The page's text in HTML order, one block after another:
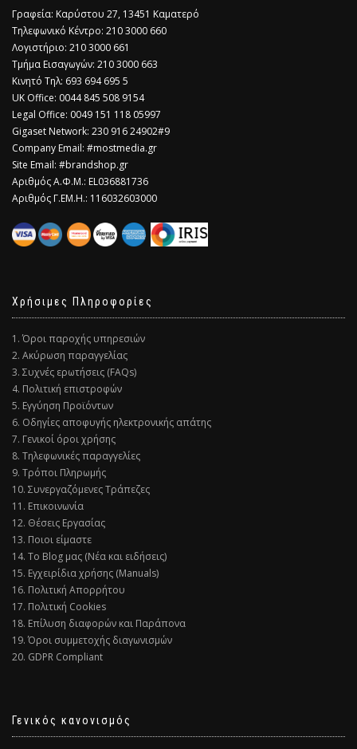
Γραφεία: Καρύστου 27, 13451 Καματερό
Τηλεφωνικό Κέντρο: 210 3000 660
Λογιστήριο: 210 3000 661
Τμήμα Εισαγωγών: 210 3000 663
Κινητό Τηλ: 693 694 695 5
​UK Office: 0044 845 508 9154
Legal Office: 0049 151 118 05997
Gigaset Network: 230 916 24902#9
Company Email: #mostmedia.gr
Site Email: #brandshop.gr
Αριθμός Α.Φ.Μ.: EL036881736
Αριθμός Γ.ΕΜ.Η.: 116032603000
Χρήσιμες Πληροφορίες
1. Όροι παροχής υπηρεσιών
2. Ακύρωση παραγγελίας
3. Συχνές ερωτήσεις (FAQs)
4. Πολιτική επιστροφών
5. Εγγύηση Προϊόντων
6. Οδηγίες αποφυγής ηλεκτρονικής απάτης
7. Γενικοί όροι χρήσης
8. Τηλεφωνικές παραγγελίες
9. Τρόποι Πληρωμής
10. Συνεργαζόμενες Τράπεζες
11. Επικοινωνία
12. Θέσεις Εργασίας
13. Ποιοι είμαστε
14. Το Blog μας (Νέα και ειδήσεις)
15. Εγχειρίδια χρήσης (Manuals)
16. Πολιτική Απορρήτου
17. Πολιτική Cookies
18. Επίλυση διαφορών και Παράπονα
19. Όροι συμμετοχής διαγωνισμών
20. GDPR Compliant
Γενικός κανονισμός